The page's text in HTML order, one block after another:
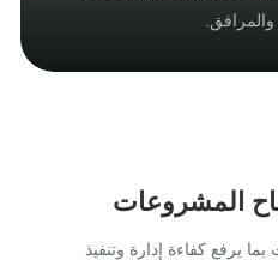
المشروعات
يرفع كفاءة إدارة وتنفيذ